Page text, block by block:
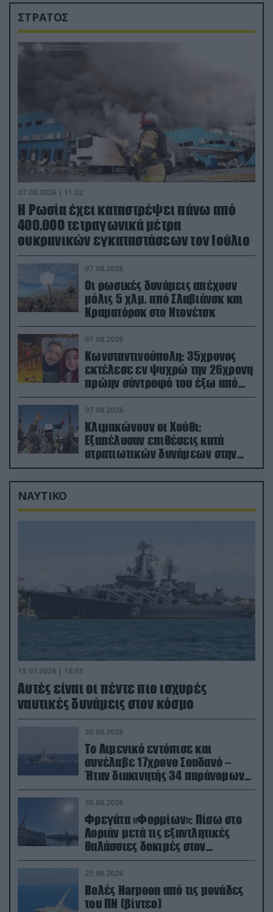
ΣΤΡΑΤΟΣ
07.08.2026 | 11:02
Η Ρωσία έχει καταστρέψει πάνω από
400.000 τετραγωνικά μέτρα
ουκρανικών εγκαταστάσεων τον Ιούλιο
07.08.2026
Οι ρωσικές δυνάμεις απέχουν
μόλις 5 χλμ. από Σλαβιάνσκ και
Κραματόρσκ στο Ντονέτσκ
07.08.2026
Κωνσταντινούπολη: 35χρονος
εκτέλεσε εν ψυχρώ την 26χρονη
πρώην σύντροφό του έξω από
φαρμακείο (βίντεο)
07.08.2026
Κλιμακώνουν οι Χούθι:
Eξαπέλυσαν επιθέσεις κατά
στρατιωτικών δυνάμεων στην
Υεμένη – Πλήγματα & στη
Σαουδική Αραβία!
ΝΑΥΤΙΚΟ
15.07.2026 | 16:03
Aυτές είναι οι πέντε πιο ισχυρές
ναυτικές δυνάμεις στον κόσμο
30.06.2026
Το Λιμενικό εντόπισε και
συνέλαβε 17χρονο Σουδανό –
Ήταν διακινητής 34 παράνομων
μεταναστών
30.06.2026
Φρεγάτα «Φορμίων»: Πίσω στο
Λοριάν μετά τις εξαντλητικές
θαλάσσιες δοκιμές στον
απαιτητικό Βισκαϊκό
25.06.2026
Βολές Harpoon από τις μονάδες
του ΠΝ (βίντεο)